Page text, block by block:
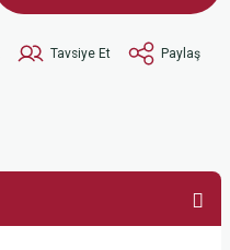
Tavsiye Et Paylaş